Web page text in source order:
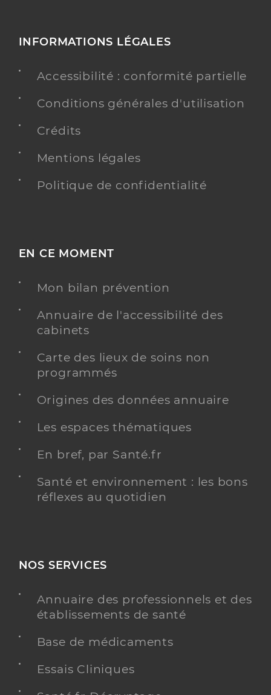
INFORMATIONS LÉGALES
Accessibilité : conformité partielle
Conditions générales d'utilisation
Crédits
Mentions légales
Politique de confidentialité
EN CE MOMENT
Mon bilan prévention
Annuaire de l'accessibilité des
cabinets
Carte des lieux de soins non
programmés
Origines des données annuaire
Les espaces thématiques
En bref, par Santé.fr
Santé et environnement : les bons
réflexes au quotidien
NOS SERVICES
Annuaire des professionnels et des
établissements de santé
Base de médicaments
Essais Cliniques